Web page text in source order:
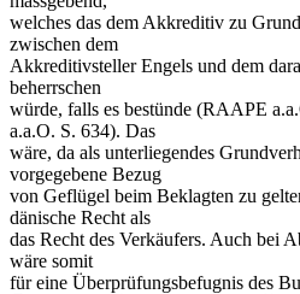
welches das dem Akkreditiv zu
zwischen dem
Akkreditivsteller Engels und dem
beherrschen
würde, falls es bestünde (RAAPE
a.a.O. S. 634). Das
wäre, da als unterliegendes
vorgegebene Bezug
von Geflügel beim Beklagten zu
dänische Recht als
das Recht des Verkäufers. Auch bei
wäre somit
für eine Überprüfungsbefugnis des